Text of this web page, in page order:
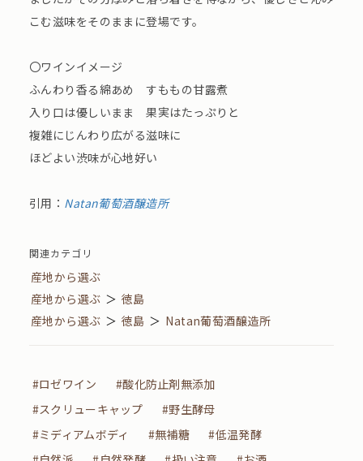
こむ滋味をそのままに登場です。
〇ワインイメージ
ふんわり香る綿あめ すももの甘露煮
入り口は優しいまま 果実はたっぷりと
複雑にじんわり広がる滋味に
ほどよい渋味が心地好い
引用： Natan葡萄酒醸造所
関連カテゴリ
産地から選ぶ
産地から選ぶ ＞ 徳島
産地から選ぶ ＞ 徳島 ＞ Natan葡萄酒醸造所
#ロゼワイン
#酸化防止剤無添加
#スクリューキャップ
#野生酵母
#ミディアムボディ
#無補糖
#低温発酵